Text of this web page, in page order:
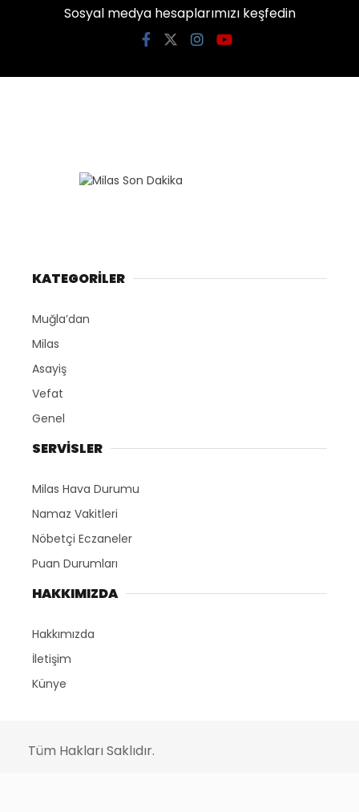
Sosyal medya hesaplarımızı keşfedin
KATEGORİLER
Muğla’dan
Milas
Asayiş
Vefat
Genel
SERVİSLER
Milas Hava Durumu
Namaz Vakitleri
Nöbetçi Eczaneler
Puan Durumları
HAKKIMIZDA
Hakkımızda
İletişim
Künye
Tüm Hakları Saklıdır.